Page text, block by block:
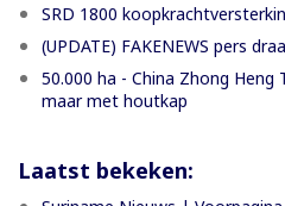
SRD 1800
(UPDATE) FAKENEWS pers
50.000 ha - China Zhong
maar met houtkap
Laatst bekeken: